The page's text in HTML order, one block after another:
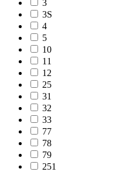
3
3S
4
5
10
11
12
25
31
32
33
77
78
79
251